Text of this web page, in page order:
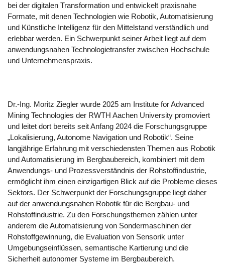
bei der digitalen Transformation und entwickelt praxisnahe
Formate, mit denen Technologien wie Robotik, Automatisierung
und Künstliche Intelligenz für den Mittelstand verständlich und
erlebbar werden. Ein Schwerpunkt seiner Arbeit liegt auf dem
anwendungsnahen Technologietransfer zwischen Hochschule
und Unternehmenspraxis.
Dr.-Ing. Moritz Ziegler wurde 2025 am Institute for Advanced
Mining Technologies der RWTH Aachen University promoviert
und leitet dort bereits seit Anfang 2024 die Forschungsgruppe
„Lokalisierung, Autonome Navigation und Robotik“. Seine
langjährige Erfahrung mit verschiedensten Themen aus Robotik
und Automatisierung im Bergbaubereich, kombiniert mit dem
Anwendungs- und Prozessverständnis der Rohstoffindustrie,
ermöglicht ihm einen einzigartigen Blick auf die Probleme dieses
Sektors. Der Schwerpunkt der Forschungsgruppe liegt daher
auf der anwendungsnahen Robotik für die Bergbau- und
Rohstoffindustrie. Zu den Forschungsthemen zählen unter
anderem die Automatisierung von Sondermaschinen der
Rohstoffgewinnung, die Evaluation von Sensorik unter
Umgebungseinflüssen, semantische Kartierung und die
Sicherheit autonomer Systeme im Bergbaubereich.